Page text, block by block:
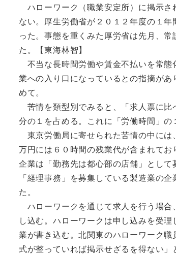
ハローワーク（職業安定所）に掲示さ
ない。厚生労働省が２０１２年度の１
った。事態を重くみた厚労省は先月、
た。【東海林智】
不当な長時間労働や賃金不払いを常態
業への入り口になっているとの指摘が
めて。
苦情を類型別でみると、「求人票に比
分の１を占める。これに「労働時間」の
東京労働局に寄せられた苦情の中には
万円には６０時間の残業代が含まれて
企業は「勤務先は都心部の店舗」とし
「経理事務」を募集している製造業の
た。
ハローワークを通じて求人を行う場合
し込む。ハローワークは申し込みを受
業が書き込む。北関東のハローワーク
式が整っていれば掲示せざるを得ない」